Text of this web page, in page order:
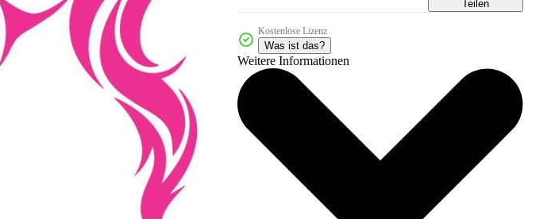
Teilen
Kostenlose Lizenz
Was ist das?
Weitere Informationen